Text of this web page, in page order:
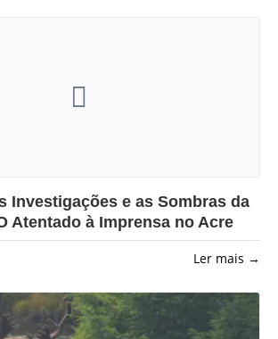
Investigações e as Sombras da
Atentado à Imprensa no Acre
Ler mais →